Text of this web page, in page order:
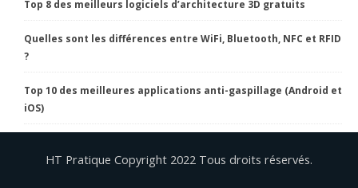
Top 8 des meilleurs logiciels d’architecture 3D gratuits
Quelles sont les différences entre WiFi, Bluetooth, NFC et RFID
?
Top 10 des meilleures applications anti-gaspillage (Android et
iOS)
HT Pratique Copyright 2022 Tous droits réservés.